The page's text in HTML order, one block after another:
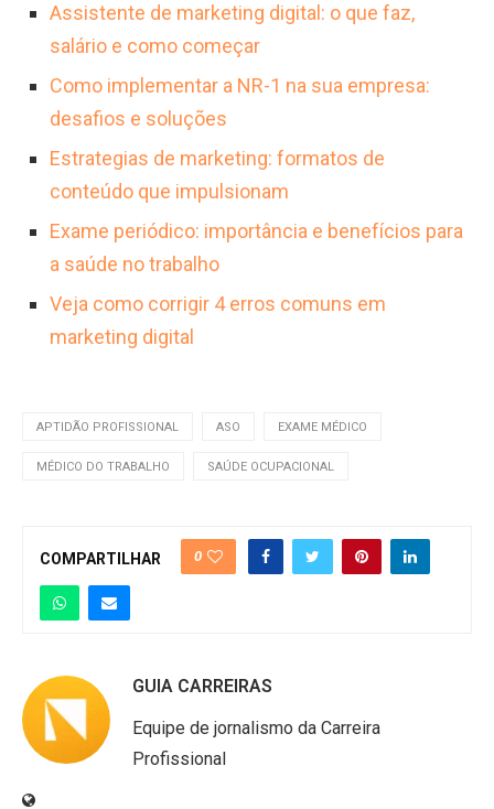
Assistente de marketing digital: o que faz,
salário e como começar
Como implementar a NR-1 na sua empresa:
desafios e soluções
Estrategias de marketing: formatos de
conteúdo que impulsionam
Exame periódico: importância e benefícios para
a saúde no trabalho
Veja como corrigir 4 erros comuns em
marketing digital
APTIDÃO PROFISSIONAL ASO EXAME MÉDICO
MÉDICO DO TRABALHO SAÚDE OCUPACIONAL
COMPARTILHAR 0
GUIA CARREIRAS
Equipe de jornalismo da Carreira
Profissional